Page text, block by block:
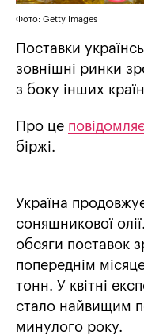
Фото: Getty Images
Поставки
зовнішні ринки
з боку інших
Про це
біржі.
Україна
соняшникової
обсяги поставок
попереднім
тонн. У квітні
стало найвищим
минулого року.